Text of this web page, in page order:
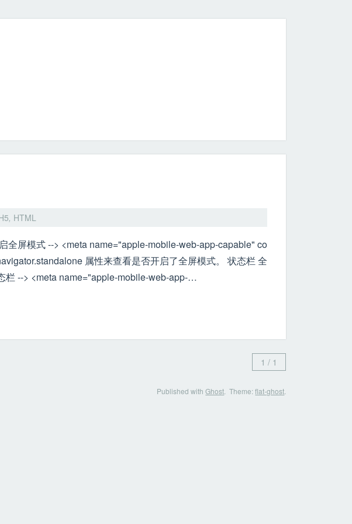
, HTML
栏样式： <!-- 默认状态栏 --> <meta name="apple-mobile-web-app-…
1 / 1
Published with Ghost Theme:flat-ghost